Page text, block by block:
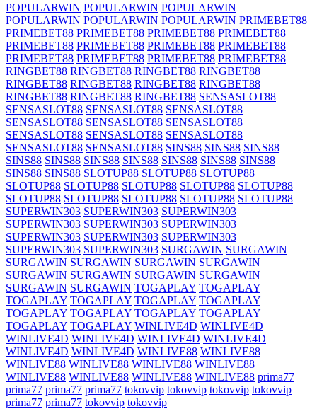
POPULARWIN POPULARWIN POPULARWIN
POPULARWIN POPULARWIN POPULARWIN PRIMEBET88
PRIMEBET88 PRIMEBET88 PRIMEBET88 PRIMEBET88
PRIMEBET88 PRIMEBET88 PRIMEBET88 PRIMEBET88
PRIMEBET88 PRIMEBET88 PRIMEBET88 PRIMEBET88
RINGBET88 RINGBET88 RINGBET88 RINGBET88
RINGBET88 RINGBET88 RINGBET88 RINGBET88
RINGBET88 RINGBET88 RINGBET88 SENSASLOT88
SENSASLOT88 SENSASLOT88 SENSASLOT88
SENSASLOT88 SENSASLOT88 SENSASLOT88
SENSASLOT88 SENSASLOT88 SENSASLOT88
SENSASLOT88 SENSASLOT88 SINS88 SINS88 SINS88
SINS88 SINS88 SINS88 SINS88 SINS88 SINS88 SINS88
SINS88 SINS88 SLOTUP88 SLOTUP88 SLOTUP88
SLOTUP88 SLOTUP88 SLOTUP88 SLOTUP88 SLOTUP88
SLOTUP88 SLOTUP88 SLOTUP88 SLOTUP88 SLOTUP88
SUPERWIN303 SUPERWIN303 SUPERWIN303
SUPERWIN303 SUPERWIN303 SUPERWIN303
SUPERWIN303 SUPERWIN303 SUPERWIN303
SUPERWIN303 SUPERWIN303 SURGAWIN SURGAWIN
SURGAWIN SURGAWIN SURGAWIN SURGAWIN
SURGAWIN SURGAWIN SURGAWIN SURGAWIN
SURGAWIN SURGAWIN TOGAPLAY TOGAPLAY
TOGAPLAY TOGAPLAY TOGAPLAY TOGAPLAY
TOGAPLAY TOGAPLAY TOGAPLAY TOGAPLAY
TOGAPLAY TOGAPLAY WINLIVE4D WINLIVE4D
WINLIVE4D WINLIVE4D WINLIVE4D WINLIVE4D
WINLIVE4D WINLIVE4D WINLIVE88 WINLIVE88
WINLIVE88 WINLIVE88 WINLIVE88 WINLIVE88
WINLIVE88 WINLIVE88 WINLIVE88 WINLIVE88 prima77
prima77 prima77 prima77 tokovvip tokovvip tokovvip tokovvip
prima77 prima77 tokovvip tokovvip